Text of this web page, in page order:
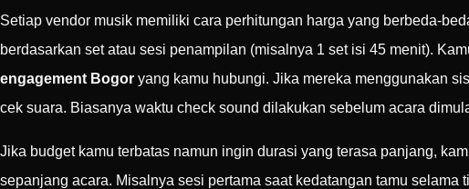
Setiap vendor musik memiliki cara perhitungan harga yang berbeda-
berdasarkan set atau sesi penampilan (misalnya 1 set isi 45 menit).
engagement Bogor yang kamu hubungi. Jika mereka menggunakan
cek suara. Biasanya waktu check sound dilakukan sebelum acara
Jika budget kamu terbatas namun ingin durasi yang terasa panjang,
sepanjang acara. Misalnya sesi pertama saat kedatangan tamu